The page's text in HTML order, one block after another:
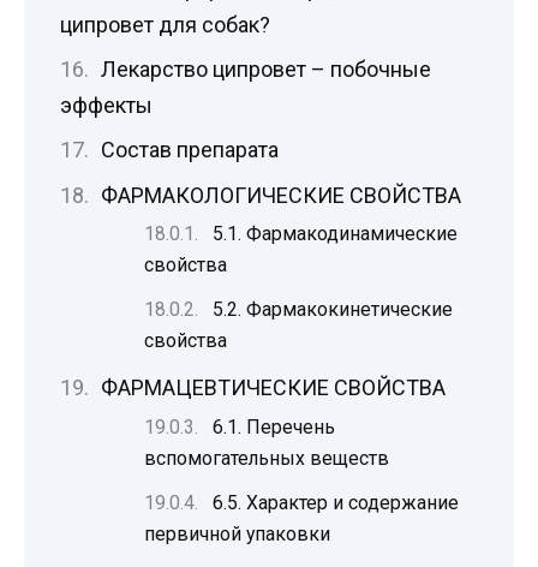
ципровет для собак?
Лекарство ципровет – побочные
эффекты
Состав препарата
ФАРМАКОЛОГИЧЕСКИЕ СВОЙСТВА
5.1. Фармакодинамические
свойства
5.2. Фармакокинетические
свойства
ФАРМАЦЕВТИЧЕСКИЕ СВОЙСТВА
6.1. Перечень
вспомогательных веществ
6.5. Характер и содержание
первичной упаковки